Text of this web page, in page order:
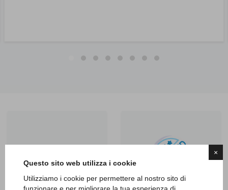
×
Questo sito web utilizza i cookie
Utilizziamo i cookie per permettere al nostro sito di